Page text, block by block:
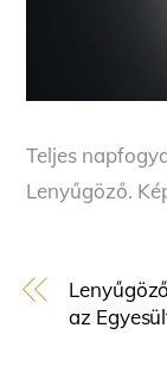
Teljes
Lenyűgöző.
az